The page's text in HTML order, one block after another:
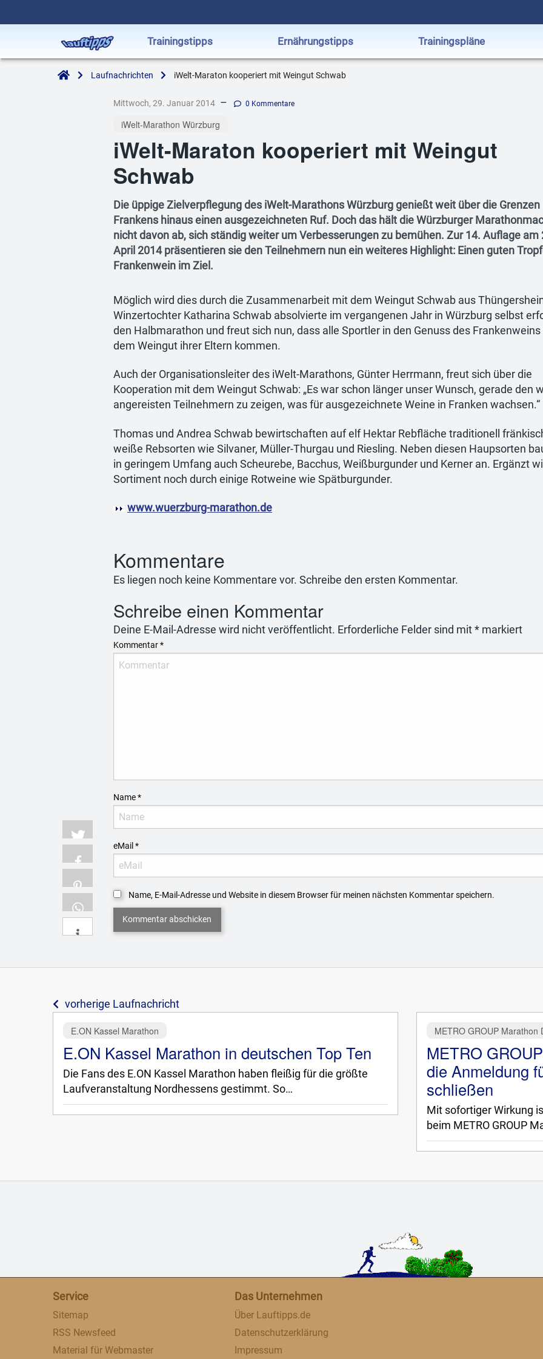
Trainingstipps Ernährungstipps Trainingspläne
Laufnachrichten iWelt-Maraton kooperiert mit Weingut Schwab
Mittwoch, 29. Januar 2014– 0 Kommentare
iWelt-Marathon Würzburg
iWelt-Maraton kooperiert mit Weingut
Schwab
Die üppige Zielverpflegung des iWelt-Marathons Würzburg genießt weit über die Grenzen
Frankens hinaus einen ausgezeichneten Ruf. Doch das hält die Würzburger
nicht davon ab, sich ständig weiter um Verbesserungen zu bemühen. Zur 14. Auflage am
April 2014 präsentieren sie den Teilnehmern nun ein weiteres Highlight: Einen guten
Frankenwein im Ziel.
Möglich wird dies durch die Zusammenarbeit mit dem Weingut Schwab aus
Winzertochter Katharina Schwab absolvierte im vergangenen Jahr in Würzburg selbst
den Halbmarathon und freut sich nun, dass alle Sportler in den Genuss des Frankenweins
dem Weingut ihrer Eltern kommen.
Auch der Organisationsleiter des iWelt-Marathons, Günter Herrmann, freut sich über die
Kooperation mit dem Weingut Schwab: „Es war schon länger unser Wunsch, gerade den
angereisten Teilnehmern zu zeigen, was für ausgezeichnete Weine in Franken wachsen.“
Thomas und Andrea Schwab bewirtschaften auf elf Hektar Rebfläche traditionell
weiße Rebsorten wie Silvaner, Müller-Thurgau und Riesling. Neben diesen Haupsorten
in geringem Umfang auch Scheurebe, Bacchus, Weißburgunder und Kerner an. Ergänzt
Sortiment noch durch einige Rotweine wie Spätburgunder.
www.wuerzburg-marathon.de
Kommentare
Es liegen noch keine Kommentare vor. Schreibe den ersten Kommentar.
Schreibe einen Kommentar
Deine E-Mail-Adresse wird nicht veröffentlicht. Erforderliche Felder sind mit *markiert
Kommentar*
Name*
eMail *
Name, E-Mail-Adresse und Website in diesem Browser für meinen nächsten Kommentar speichern.
vorherige Laufnachricht
E.ON Kassel Marathon
E.ON Kassel Marathon in deutschen Top Ten
Die Fans des E.ON Kassel Marathon haben fleißig für die größte
Laufveranstaltung Nordhessens gestimmt. So…
METRO GROUP Marathon
METRO
die Anmeldung
schließen
Mit sofortiger Wirkung
beim METRO GROUP
Service
Sitemap
RSS Newsfeed
Material für Webmaster
Das Unternehmen
Über Lauftipps.de
Datenschutzerklärung
Impressum